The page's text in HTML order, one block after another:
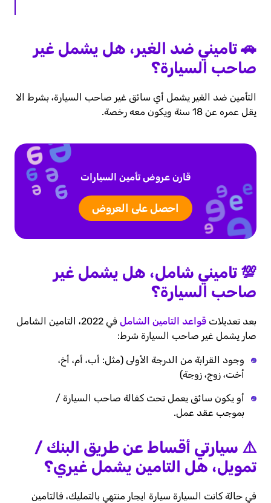
🚗 تاميني ضد الغير، هل يشمل غير
صاحب السيارة؟
التأمين ضد الغير يشمل أي سائق غير صاحب السيارة، بشرط الا
يقل عمره عن 18 سنة ويكون معه رخصة.
قارن عروض تأمين السيارات
احصل على العروض
💯 تاميني شامل، هل يشمل غير
صاحب السيارة؟
بعد تعديلات قواعد التامين الشامل
في 2022، التامين الشامل
صار يشمل غير صاحب السيارة شرط:
وجود القرابة من الدرجة الأولى (مثل: أب، أم، أخ،
أخت، زوج، زوجة)
أو يكون سائق يعمل تحت كفالة صاحب السيارة /
بموجب عقد عمل.
⚠️ سيارتي أقساط عن طريق البنك /
تمويل، هل التامين يشمل غيري؟
في حالة كانت السيارة سيارة ايجار منتهي بالتمليك، فالتامين